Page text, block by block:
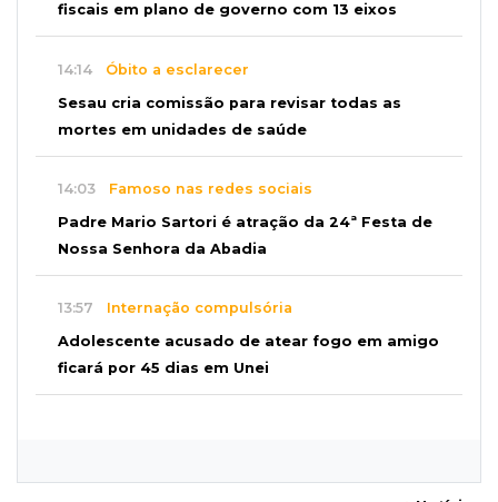
fiscais em plano de governo com 13 eixos
14:14 Óbito a esclarecer
Sesau cria comissão para revisar todas as
mortes em unidades de saúde
14:03 Famoso nas redes sociais
Padre Mario Sartori é atração da 24ª Festa de
Nossa Senhora da Abadia
13:57 Internação compulsória
Adolescente acusado de atear fogo em amigo
ficará por 45 dias em Unei
projeto de mudanças nas leis tributárias